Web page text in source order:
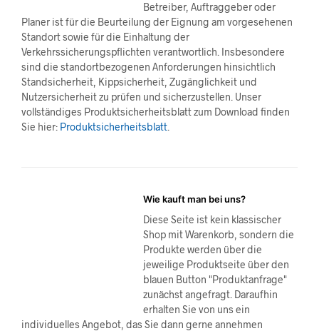
Betreiber, Auftraggeber oder
Planer ist für die Beurteilung der Eignung am vorgesehenen
Standort sowie für die Einhaltung der
Verkehrssicherungspflichten verantwortlich. Insbesondere
sind die standortbezogenen Anforderungen hinsichtlich
Standsicherheit, Kippsicherheit, Zugänglichkeit und
Nutzersicherheit zu prüfen und sicherzustellen. Unser
vollständiges Produktsicherheitsblatt zum Download finden
Sie hier: Produktsicherheitsblatt
Wie kauft man bei uns?
Diese Seite ist kein klassischer
Shop mit Warenkorb, sondern die
Produkte werden über die
jeweilige Produktseite über den
blauen Button "Produktanfrage"
zunächst angefragt. Daraufhin
erhalten Sie von uns ein
individuelles Angebot, das Sie dann gerne annehmen